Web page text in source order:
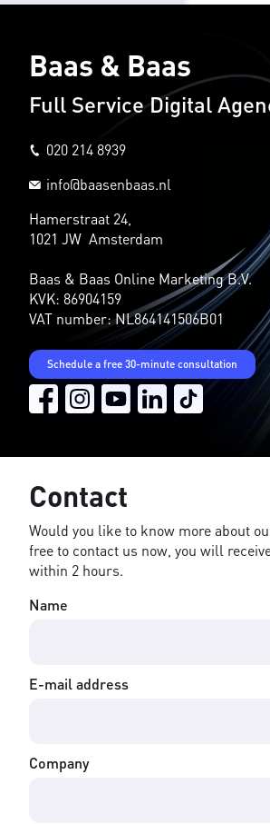
Baas & Baas
Full Service Digital
020 214 8939
info@baasenbaas.nl
Hamerstraat 24,
1021 JW Amsterdam
Baas & Baas Online Marketing B.V.
KVK: 86904159
VAT number: NL864141506B01
Schedule a free 30-minute consultation
Contact
Would you like to know more about
free to contact us now, you will
within 2 hours.
Name
E-mail address
Company